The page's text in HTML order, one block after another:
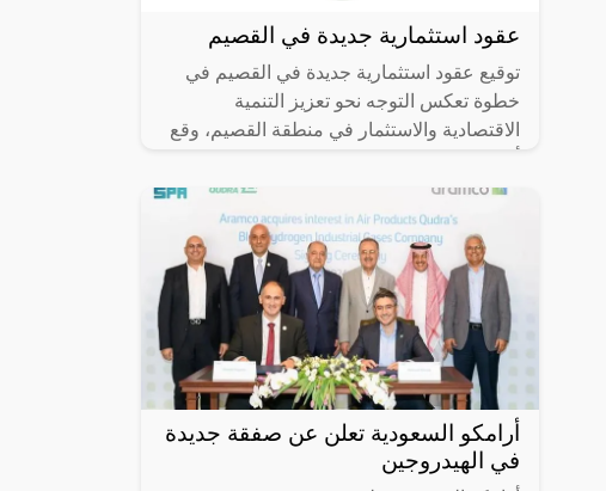
عقود استثمارية جديدة في القصيم
توقيع عقود استثمارية جديدة في القصيم في
خطوة تعكس التوجه نحو تعزيز التنمية
الاقتصادية والاستثمار في منطقة القصيم، وقع
أرامكو السعودية تعلن عن صفقة جديدة
في الهيدروجين